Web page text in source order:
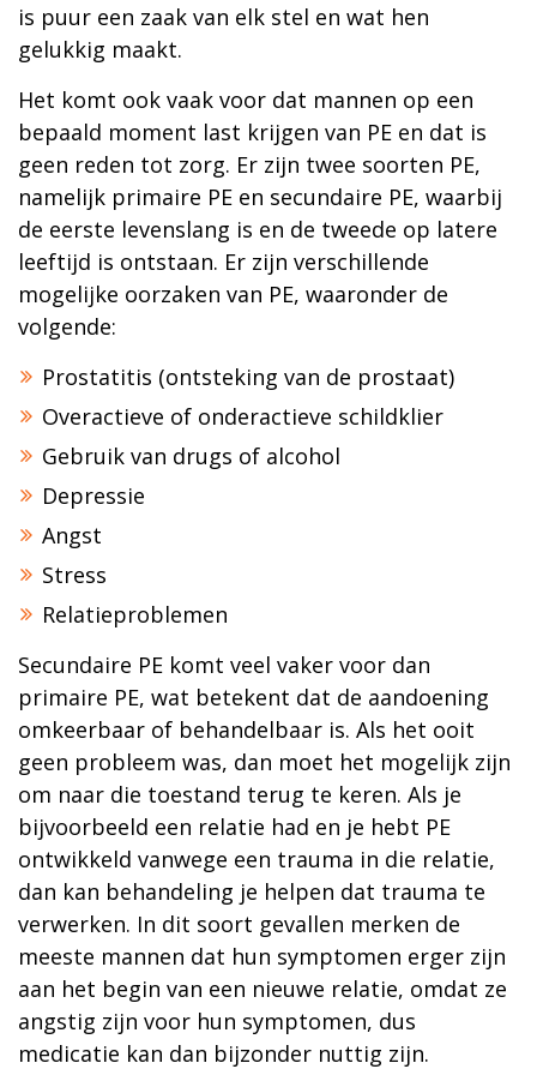
is puur een zaak van elk stel en wat hen
gelukkig maakt.
Het komt ook vaak voor dat mannen op een
bepaald moment last krijgen van PE en dat is
geen reden tot zorg. Er zijn twee soorten PE,
namelijk primaire PE en secundaire PE, waarbij
de eerste levenslang is en de tweede op latere
leeftijd is ontstaan. Er zijn verschillende
mogelijke oorzaken van PE, waaronder de
volgende:
Prostatitis (ontsteking van de prostaat)
Overactieve of onderactieve schildklier
Gebruik van drugs of alcohol
Depressie
Angst
Stress
Relatieproblemen
Secundaire PE komt veel vaker voor dan
primaire PE, wat betekent dat de aandoening
omkeerbaar of behandelbaar is. Als het ooit
geen probleem was, dan moet het mogelijk zijn
om naar die toestand terug te keren. Als je
bijvoorbeeld een relatie had en je hebt PE
ontwikkeld vanwege een trauma in die relatie,
dan kan behandeling je helpen dat trauma te
verwerken. In dit soort gevallen merken de
meeste mannen dat hun symptomen erger zijn
aan het begin van een nieuwe relatie, omdat ze
angstig zijn voor hun symptomen, dus
medicatie kan dan bijzonder nuttig zijn.